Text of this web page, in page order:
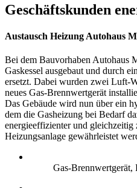
Geschäftskunden
Austausch Heizung Autohaus
Bei dem Bauvorhaben Autohaus
Gaskessel ausgebaut und durch
ersetzt. Dabei wurden zwei Luft-
neues Gas-Brennwertgerät
Das Gebäude wird nun über ein
dem die Gasheizung bei Bedarf
energieeffizienter und gleichzeitig
Heizungsanlage gewährleistet
Gas-Brennwertgerät,